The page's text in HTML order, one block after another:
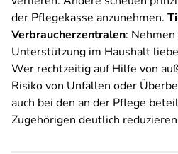
der Pflegekasse anzunehmen.
Verbraucherzentralen:
Unterstützung im Haushalt
Wer rechtzeitig auf Hilfe von
Risiko von Unfällen oder
auch bei den an der Pflege
Zugehörigen deutlich